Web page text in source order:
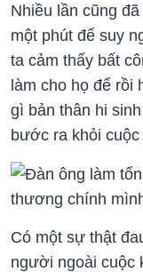
Nhiều lần cũng
một phút để suy
ta cảm thấy bất
làm cho họ để rồi
gì bản thân hi
bước ra khỏi
Có một sự thật
người ngoài cuộc